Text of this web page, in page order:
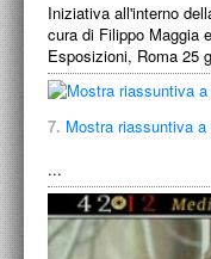
Iniziativa all'interno
cura di Filippo Maggia
Esposizioni, Roma 25
7. Mostra riassuntiva
...